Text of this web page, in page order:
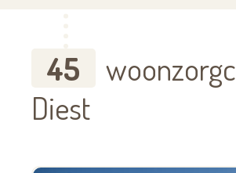
45
Diest